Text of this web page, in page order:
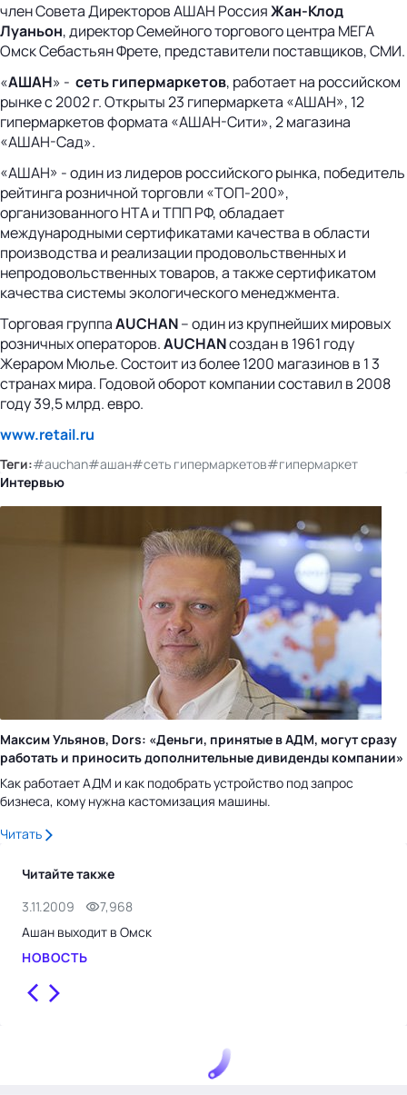
член Совета Директоров АШАН РоссияЖан-Клод
Луаньон, директор Семейного торгового центра МЕГА
Омск Себастьян Фрете, представители поставщиков, СМИ.
«АШАН» - сеть гипермаркетов, работает на российском
рынке с 2002 г. Открыты 23 гипермаркета «АШАН», 12
гипермаркетов формата «АШАН-Сити», 2 магазина
«АШАН-Сад».
«АШАН» - один из лидеров российского рынка, победитель
рейтинга розничной торговли «ТОП-200»,
организованного НТА и ТПП РФ, обладает
международными сертификатами качества в области
производства и реализации продовольственных и
непродовольственных товаров, а также сертификатом
качества системы экологического менеджмента.
Торговая группаAUCHAN– один из крупнейших мировых
розничных операторов.AUCHANсоздан в 1961 году
Жераром Мюлье. Состоит из более 1200 магазинов в 1 3
странах мира. Годовой оборот компании составил в 2008
году 39,5 млрд. евро.
www.retail.ru
Теги:#auchan#ашан#сеть гипермаркетов#гипермаркет
Интервью
Максим Ульянов, Dors: «Деньги, принятые в АДМ, могут сразу
работать и приносить дополнительные дивиденды компании»
Как работает АДМ и как подобрать устройство под запрос
бизнеса, кому нужна кастомизация машины.
Читать
Читайте также
3.11.2009
7,968
Ашан выходит в Омск
НОВОСТЬ